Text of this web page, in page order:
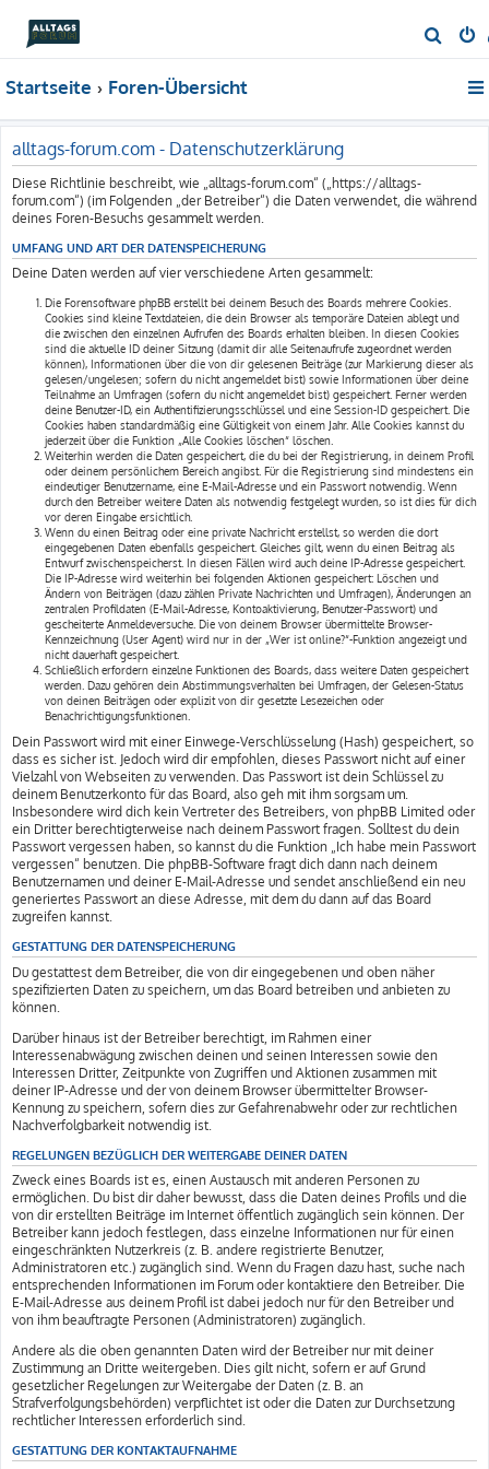
u
Startseite Foren-Übersicht
alltags-forum.com - Datenschutzerklärung
Diese Richtlinie beschreibt, wie „alltags-forum.com“ („https://alltags-
forum.com“) (im Folgenden „der Betreiber“) die Daten verwendet, die während
deines Foren-Besuchs gesammelt werden.
UMFANG UND ART DER DATENSPEICHERUNG
Deine Daten werden auf vier verschiedene Arten gesammelt:
Die Forensoftware phpBB erstellt bei deinem Besuch des Boards mehrere Cookies.
Cookies sind kleine Textdateien, die dein Browser als temporäre Dateien ablegt und
die zwischen den einzelnen Aufrufen des Boards erhalten bleiben. In diesen Cookies
sind die aktuelle ID deiner Sitzung (damit dir alle Seitenaufrufe zugeordnet werden
können), Informationen über die von dir gelesenen Beiträge (zur Markierung dieser als
gelesen/ungelesen; sofern du nicht angemeldet bist) sowie Informationen über deine
Teilnahme an Umfragen (sofern du nicht angemeldet bist) gespeichert. Ferner werden
deine Benutzer-ID, ein Authentifizierungsschlüssel und eine Session-ID gespeichert. Die
Cookies haben standardmäßig eine Gültigkeit von einem Jahr. Alle Cookies kannst du
jederzeit über die Funktion „Alle Cookies löschen“ löschen.
Weiterhin werden die Daten gespeichert, die du bei der Registrierung, in deinem Profil
oder deinem persönlichem Bereich angibst. Für die Registrierung sind mindestens ein
eindeutiger Benutzername, eine E-Mail-Adresse und ein Passwort notwendig. Wenn
durch den Betreiber weitere Daten als notwendig festgelegt wurden, so ist dies für dich
vor deren Eingabe ersichtlich.
Wenn du einen Beitrag oder eine private Nachricht erstellst, so werden die dort
eingegebenen Daten ebenfalls gespeichert. Gleiches gilt, wenn du einen Beitrag als
Entwurf zwischenspeicherst. In diesen Fällen wird auch deine IP-Adresse gespeichert.
Die IP-Adresse wird weiterhin bei folgenden Aktionen gespeichert: Löschen und
Ändern von Beiträgen (dazu zählen Private Nachrichten und Umfragen), Änderungen an
zentralen Profildaten (E-Mail-Adresse, Kontoaktivierung, Benutzer-Passwort) und
gescheiterte Anmeldeversuche. Die von deinem Browser übermittelte Browser-
Kennzeichnung (User Agent) wird nur in der „Wer ist online?“-Funktion angezeigt und
nicht dauerhaft gespeichert.
Schließlich erfordern einzelne Funktionen des Boards, dass weitere Daten gespeichert
werden. Dazu gehören dein Abstimmungsverhalten bei Umfragen, der Gelesen-Status
von deinen Beiträgen oder explizit von dir gesetzte Lesezeichen oder
Benachrichtigungsfunktionen.
Dein Passwort wird mit einer Einwege-Verschlüsselung (Hash) gespeichert, so
dass es sicher ist. Jedoch wird dir empfohlen, dieses Passwort nicht auf einer
Vielzahl von Webseiten zu verwenden. Das Passwort ist dein Schlüssel zu
deinem Benutzerkonto für das Board, also geh mit ihm sorgsam um.
Insbesondere wird dich kein Vertreter des Betreibers, von phpBB Limited oder
ein Dritter berechtigterweise nach deinem Passwort fragen. Solltest du dein
Passwort vergessen haben, so kannst du die Funktion „Ich habe mein Passwort
vergessen“ benutzen. Die phpBB-Software fragt dich dann nach deinem
Benutzernamen und deiner E-Mail-Adresse und sendet anschließend ein neu
generiertes Passwort an diese Adresse, mit dem du dann auf das Board
zugreifen kannst.
GESTATTUNG DER DATENSPEICHERUNG
Du gestattest dem Betreiber, die von dir eingegebenen und oben näher
spezifizierten Daten zu speichern, um das Board betreiben und anbieten zu
können.
Darüber hinaus ist der Betreiber berechtigt, im Rahmen einer
Interessenabwägung zwischen deinen und seinen Interessen sowie den
Interessen Dritter, Zeitpunkte von Zugriffen und Aktionen zusammen mit
deiner IP-Adresse und der von deinem Browser übermittelter Browser-
Kennung zu speichern, sofern dies zur Gefahrenabwehr oder zur rechtlichen
Nachverfolgbarkeit notwendig ist.
REGELUNGEN BEZÜGLICH DER WEITERGABE DEINER DATEN
Zweck eines Boards ist es, einen Austausch mit anderen Personen zu
ermöglichen. Du bist dir daher bewusst, dass die Daten deines Profils und die
von dir erstellten Beiträge im Internet öffentlich zugänglich sein können. Der
Betreiber kann jedoch festlegen, dass einzelne Informationen nur für einen
eingeschränkten Nutzerkreis (z. B. andere registrierte Benutzer,
Administratoren etc.) zugänglich sind. Wenn du Fragen dazu hast, suche nach
entsprechenden Informationen im Forum oder kontaktiere den Betreiber. Die
E-Mail-Adresse aus deinem Profil ist dabei jedoch nur für den Betreiber und
von ihm beauftragte Personen (Administratoren) zugänglich.
Andere als die oben genannten Daten wird der Betreiber nur mit deiner
Zustimmung an Dritte weitergeben. Dies gilt nicht, sofern er auf Grund
gesetzlicher Regelungen zur Weitergabe der Daten (z. B. an
Strafverfolgungsbehörden) verpflichtet ist oder die Daten zur Durchsetzung
rechtlicher Interessen erforderlich sind.
GESTATTUNG DER KONTAKTAUFNAHME